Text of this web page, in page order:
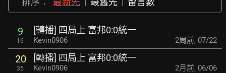
9
16
[轉播] 四局上 富邦0:0統一
Kevin0906 2周前, 07/22
20
35
[轉播] 四局上 富邦0:0統一
Kevin0906 2月前, 06/06